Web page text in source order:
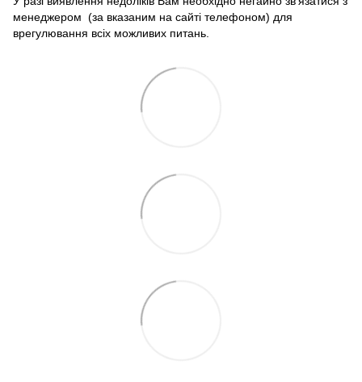
менеджером (за вказаним на сайті телефоном) для
врегулювання всіх можливих питань.